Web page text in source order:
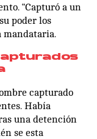
“Capturó a un
poder los
mandataria.
capturado
Había
una detención
se esta